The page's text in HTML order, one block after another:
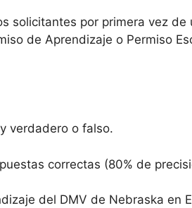
solicitantes por primera vez de
de Aprendizaje o Permiso
verdadero o falso.
correctas (80% de
del DMV de Nebraska en